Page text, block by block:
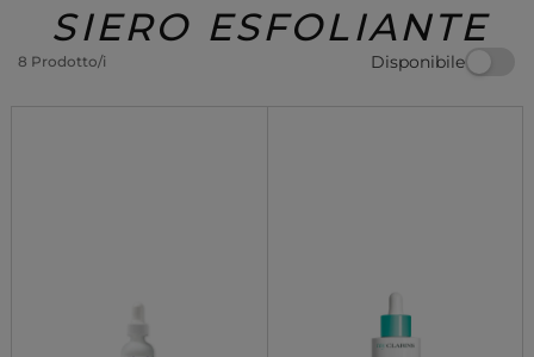
Regalo
SIERO ESFOLIANTE
8 Prodotto/i Disponibile